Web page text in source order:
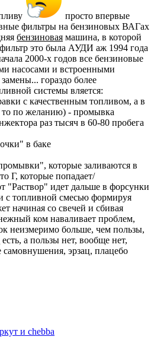
просто впервые
фильтры на бензиновых ВАГах
бензиновая машина, в которой
это была АУДИ аж 1994 года
2000-х годов все бензиновые
насосами и встроенными
гораздо более
системы вляется:
с качественным топливом, а в
то по желанию) - промывка
раз тысяч в 60-80 пробега
в баке
которые заливаются в
Г, которые попадает/
"Раствор" идет дальше в форсунки
с топливной смесью формируя
начиная со свечей и сбивая
ком наваливает проблем,
неизмеримо больше, чем пользы,
а пользы нет, вообще нет,
самовнушения, эрзац, плацебо
и chebba